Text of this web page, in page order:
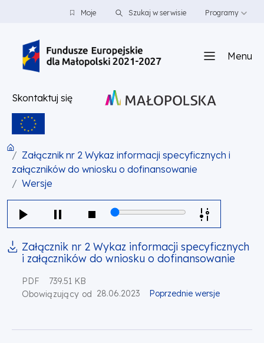
PRZEJDŹ DO TREŚCI
PRZEJDŹ DO MENUMoje Szukaj w serwisie Programy
Menu
Skontaktuj się
Załącznik nr 2 Wykaz informacji specyficznych i
załączników do wniosku o dofinansowanie
Wersje
Załącznik nr 2 Wykaz informacji specyficznych
i załączników do wniosku o dofinansowanie
PDF
739.51 KB
Obowiązujący od 28.06.2023 Poprzednie wersje